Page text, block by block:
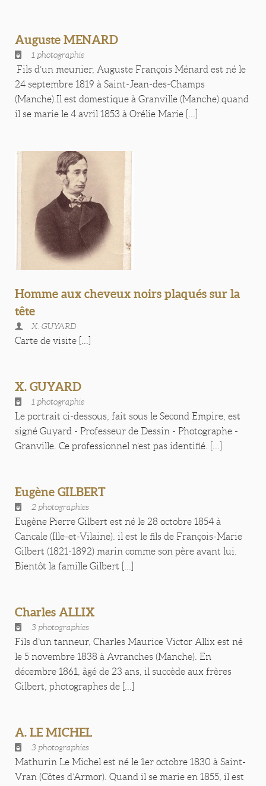
Auguste MENARD
1 photographie
Fils d’un meunier, Auguste François Ménard est né le
24 septembre 1819 à Saint-Jean-des-Champs
(Manche).Il est domestique à Granville (Manche).quand
il se marie le 4 avril 1853 à Orélie Marie [...]
Homme aux cheveux noirs plaqués sur la
tête
X. GUYARD
Carte de visite [...]
X. GUYARD
1 photographie
Le portrait ci-dessous, fait sous le Second Empire, est
signé Guyard - Professeur de Dessin - Photographe -
Granville. Ce professionnel n’est pas identifié. [...]
Eugène GILBERT
2 photographies
Eugène Pierre Gilbert est né le 28 octobre 1854 à
Cancale (Ille-et-Vilaine). il est le fils de François-Marie
Gilbert (1821-1892) marin comme son père avant lui.
Bientôt la famille Gilbert [...]
Charles ALLIX
3 photographies
Fils d’un tanneur, Charles Maurice Victor Allix est né
le 5 novembre 1838 à Avranches (Manche). En
décembre 1861, âgé de 23 ans, il succède aux frères
Gilbert, photographes de [...]
A. LE MICHEL
3 photographies
Mathurin Le Michel est né le 1er octobre 1830 à Saint-
Vran (Côtes d’Armor). Quand il se marie en 1855, il est